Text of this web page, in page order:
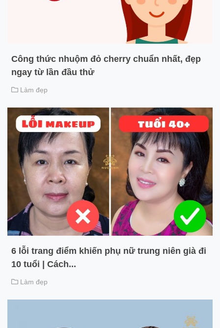
Công thức nhuộm đỏ cherry chuẩn nhất, đẹp
ngay từ lần đầu thử
Làm đẹp
6 lỗi trang điểm khiến phụ nữ trung niên già đi
10 tuổi | Cách...
Làm đẹp